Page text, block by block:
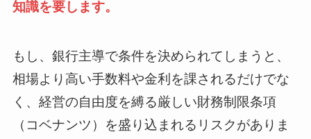
知識を要します。
もし、銀行主導で条件を決められてしまうと、
相場より高い手数料や金利を課されるだけでな
く、経営の自由度を縛る厳しい財務制限条項
（コベナンツ）を盛り込まれるリスクがありま